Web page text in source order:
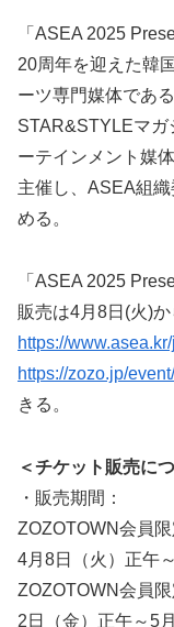
「ASEA 2025
20周年を迎えた韓
ーツ専門媒体であ
STAR&STYLEマガ
ーテインメント媒
主催し、ASEA組
める。
「ASEA 2025
販売は4月8日(火)
https://
https://zozo.jp/
きる。
＜チケット販売に
・販売期間：
ZOZOTOWN会員
4月8日（火）正午
ZOZOTOWN会員
2日（金）正午～5